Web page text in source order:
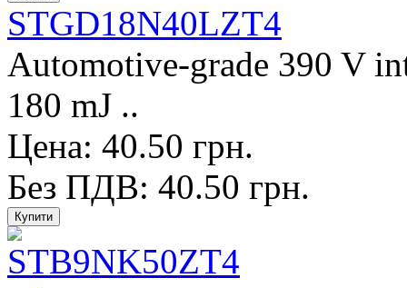
STGD18N40LZT4
Automotive-grade 390 V
180 mJ ..
Цена: 40.50 грн.
Без ПДВ: 40.50 грн.